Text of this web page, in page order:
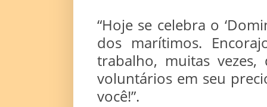
“Hoje se celebra o
dos marítimos.
trabalho, muitas
voluntários em seu
você!”.